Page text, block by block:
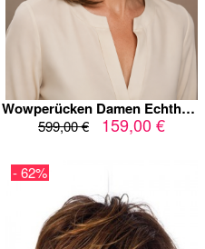
Wowperücken Damen Echthaar Perücke mit Full Lace, Lace Front & Kappenlos - 100% Remy Naturhaar, Glatt (Straight), 12 Zoll, Schwarzbraun mit Highlights
599,00 € 159,00 €
- 62%